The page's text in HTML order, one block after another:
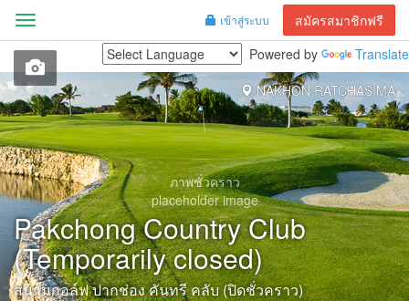
เข้าสู่ระบบ สมัครสมาชิกฟรี
Menu
Powered by
Translate
NAKHON RATCHASIMA
ภาพชั่วคราว
placeholder image
Pakchong Country Club
(Temporarily closed)
สนามกอล์ฟ ปากช่อง คันทรี คลับ (ปิดชั่วคราว)